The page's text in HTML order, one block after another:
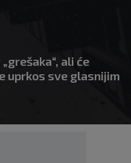
ali će
uprkos sve glasnijim